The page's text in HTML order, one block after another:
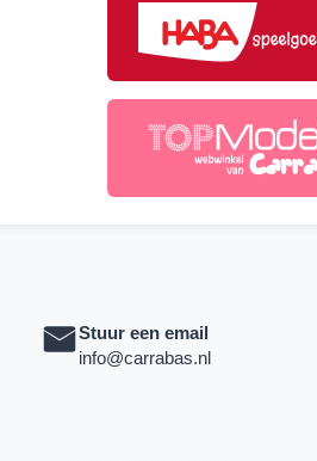
Stuur een email
info@carrabas.nl